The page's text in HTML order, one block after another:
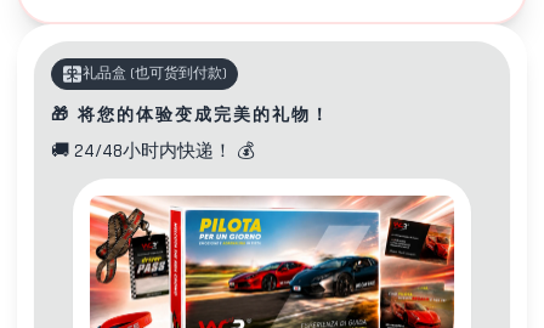
礼品盒 (也可货到付款)
🎁 将您的体验变成完美的礼物！
🚚 24/48小时内快递！ 💰